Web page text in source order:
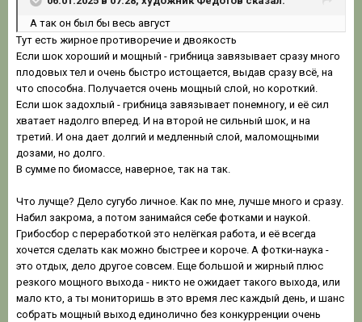
А так он был бы весь август
Тут есть жирное противоречие и двоякость
Если шок хороший и мощный - грибница завязывает сразу много
плодовых тел и очень быстро истощается, выдав сразу всё, на
что способна. Получается очень мощный слой, но короткий.
Если шок задохлый - грибница завязывает понемногу, и её сил
хватает надолго вперед. И на второй не сильный шок, и на
третий. И она дает долгий и медленный слой, маломощными
дозами, но долго.
В сумме по биомассе, наверное, так на так.
Что лучще? Дело сугубо личное. Как по мне, лучше много и сразу.
Набил закрома, а потом занимайся себе фотками и наукой.
Грибосбор с переработкой это нелёгкая работа, и её всегда
хочется сделать как можно быстрее и короче. А фотки-наука -
это отдых, дело другое совсем. Еще большой и жирный плюс
резкого мощного выхода - никто не ожидает такого выхода, или
мало кто, а ты мониторишь в это время лес каждый день, и шанс
собрать мощный выход единолично без конкурренции очень